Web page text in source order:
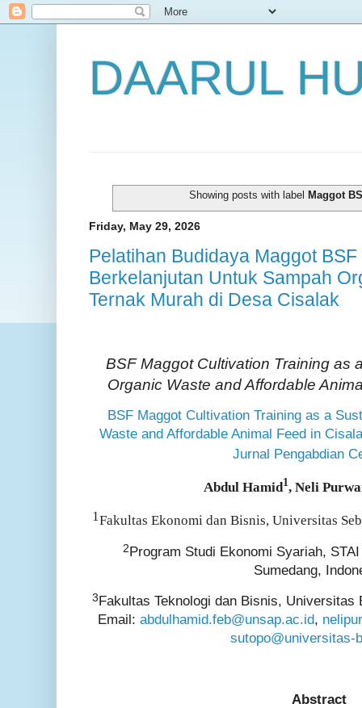
DAARUL
Showing posts with label Maggot
Friday, May 29, 2026
Pelatihan Budidaya Maggot
Berkelanjutan Untuk Sampah
Ternak Murah di Desa Cisalak
BSF Maggot Cultivation Training as
Organic Waste and Affordable
BSF Maggot Cultivation Training as a
Waste and Affordable Animal Feed in
Jurnal Pengabdian
Abdul Hamid1, Neli
1Fakultas Ekonomi dan Bisnis, Universitas
2Program Studi Ekonomi Syariah,
Sumedang,
3 Fakultas Teknologi dan Bisnis, Universitas
Email:abdulhamid.feb@unsap.ac.id,
sutopo@universitas-
Abstract